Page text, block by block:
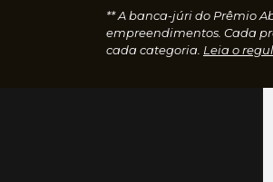
** A banca-júri do Prêmio
empreendimentos. Cada
cada categoria. Leia o